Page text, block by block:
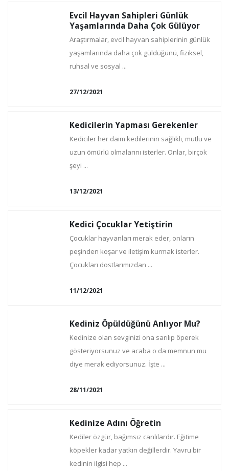
Evcil Hayvan Sahipleri Günlük
Yaşamlarında Daha Çok Gülüyor
Araştırmalar, evcil hayvan sahiplerinin günlük
yaşamlarında daha çok güldüğünü, fiziksel,
ruhsal ve sosyal ...
27/12/2021
Kedicilerin Yapması Gerekenler
Kediciler her daim kedilerinin sağlıklı, mutlu ve
uzun ömürlü olmalarını isterler. Onlar, birçok
şeyi ...
13/12/2021
Kedici Çocuklar Yetiştirin
Çocuklar hayvanları merak eder, onların
peşinden koşar ve iletişim kurmak isterler.
Çocukları dostlarımızdan ...
11/12/2021
Kediniz Öpüldüğünü Anlıyor Mu?
Kedinize olan sevginizi ona sarılıp öperek
gösteriyorsunuz ve acaba o da memnun mu
diye merak ediyorsunuz. İşte ...
28/11/2021
Kedinize Adını Öğretin
Kediler özgür, bağımsız canlılardır. Eğitime
köpekler kadar yatkın değillerdir. Yavru bir
kedinin ilgisi hep ...